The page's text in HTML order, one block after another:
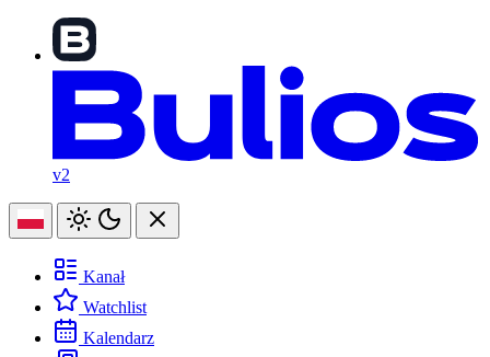
v2
Kanał
Watchlist
Kalendarz